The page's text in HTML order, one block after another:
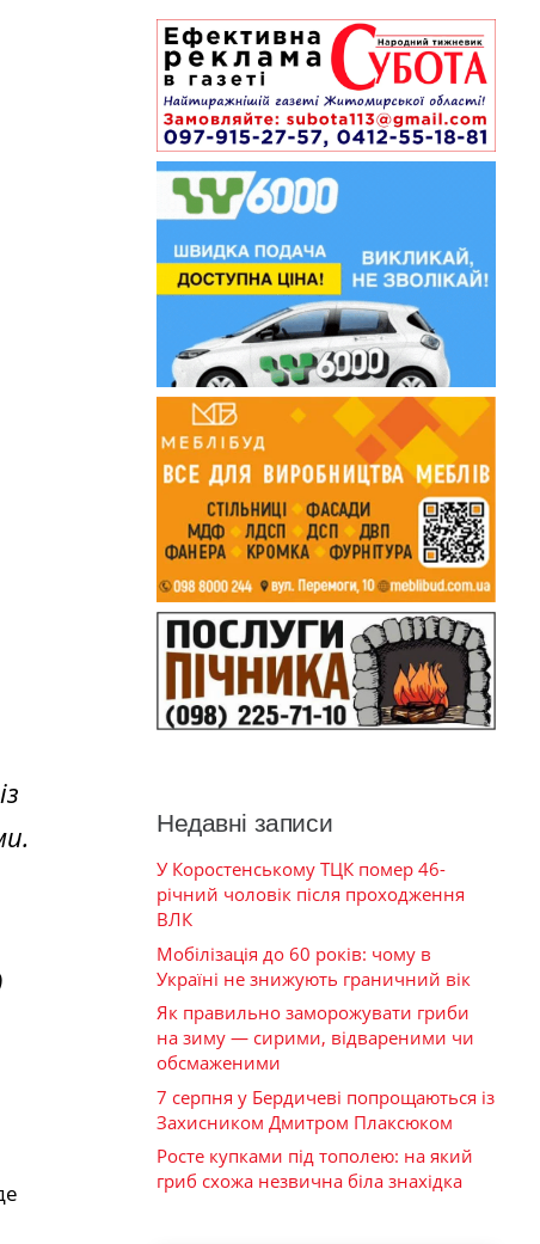
Недавні записи
У Коростенському ТЦК помер 46-
річний чоловік після проходження
ВЛК
Мобілізація до 60 років: чому в
Україні не знижують граничний вік
Як правильно заморожувати гриби
на зиму — сирими, відвареними чи
обсмаженими
7 серпня у Бердичеві попрощаються із
Захисником Дмитром Плаксюком
Росте купками під тополею: на який
гриб схожа незвична біла знахідка